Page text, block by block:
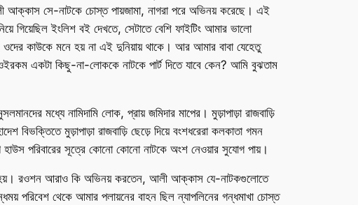
আলী আক্কাস সে-নাটকে চোস্ত পায়জামা, নাগরা পরে অভিনয় করেছে। এই
গিয়েছিল ইংলিশ বই দেখতে, সেটাতে বেশি ফাইটিং আমার ভালো
ওদের কাউকে মনে হয় না এই দুনিয়ায় থাকে। আর আমার বাবা যেহেতু
একটা কিছু-না-লোককে নাটকে পার্ট দিতে যাবে কেন? আমি বুঝতাম
মধ্যে নামিদামি লোক, প্রায় জমিদার মাপের। মুড়াপাড়া রাজবাড়ি
বিভক্তিতে মুড়াপাড়া রাজবাড়ি ছেড়ে দিয়ে বংশধরেরা কলকাতা গমন
হাউস পরিবারের সূত্রে কোনো কোনো নাটকে অংশ নেওয়ার সুযোগ পায়।
হয়। রওশন আরাও কি অভিনয় করতেন, আলী আক্কাস যে-নাটকগুলোতে
পরিবেশ থেকে আমার পলায়নের বাহন ছিল ন্যাপলিনের গন্ধমাখা চোস্ত